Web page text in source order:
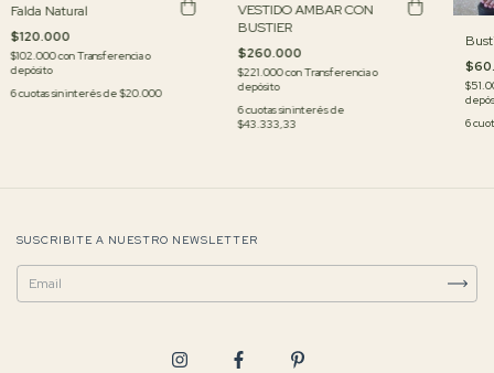
Falda Natural
$120.000
$102.000conTransferencia o
depósito
6cuotas sin interés de$20.000
VESTIDO AMBAR CON
BUSTIER
$260.000
$221.000conTransferencia o
depósito
6cuotas sin interés de
$43.333,33
6
SUSCRIBITE A NUESTRO NEWSLETTER